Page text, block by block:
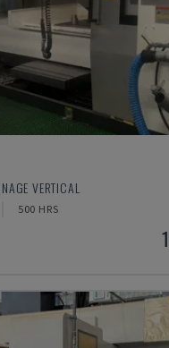
VERTICAL
500 HRS